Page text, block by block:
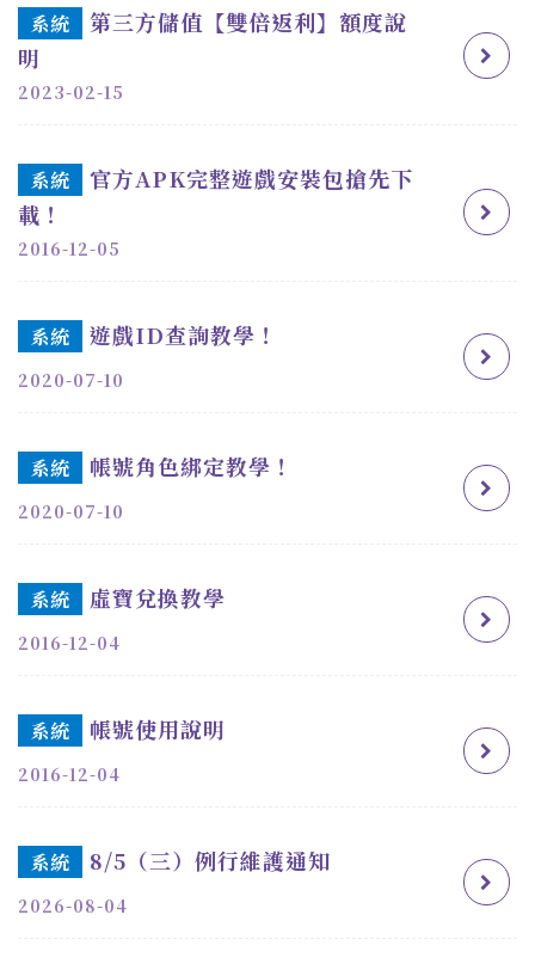
系統
第三方儲值【雙倍返利】額度說
明
2023-02-15
系統
官方APK完整遊戲安裝包搶先下
載！
2016-12-05
系統 遊戲ID查詢教學！
2020-07-10
系統 帳號角色綁定教學！
2020-07-10
系統 虛寶兌換教學
2016-12-04
系統 帳號使用說明
2016-12-04
系統 8/5（三）例行維護通知
2026-08-04